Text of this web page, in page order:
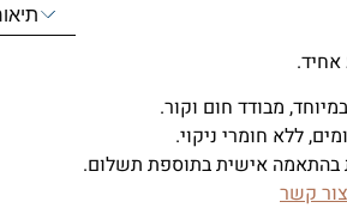
ללא חומרי ניקוי.
בהתאמה אישית בתוספת תשלום.
צור קשר